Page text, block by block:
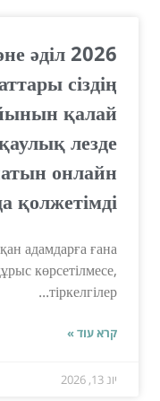
әділ
сіздің
қалай
лезде
онлайн
қолжетімді.
адамдарға ғана
көрсетілмесе,
тіркелгілер...
קרא עוד »
יונ 13, 2026